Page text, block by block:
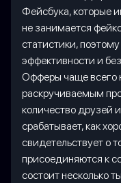
Фейсбука, которые
не занимается
статистики,
эффективности и
Офферы чаще всего
раскручиваемым
количество друзей
срабатывает, как
свидетельствует о
присоединяются к
состоит несколько